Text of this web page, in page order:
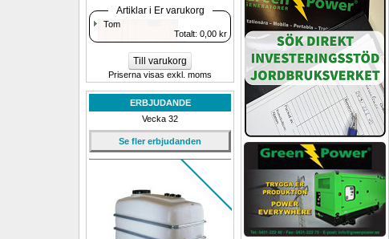
Artiklar i Er varukorg
Tom
Totalt: 0,00 kr
Till varukorg
Priserna visas exkl. moms
ERBJUDANDE
Vecka 32
Se fler erbjudanden